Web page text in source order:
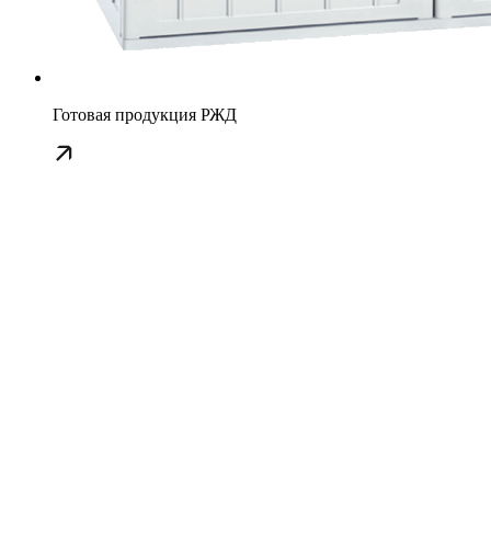
Готовая продукция РЖД